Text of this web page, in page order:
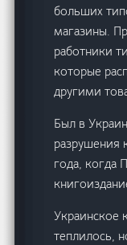
больших
магазины.
работники
которые
другими
Был в
разрушения
года, когда
Украинское
теплилось,